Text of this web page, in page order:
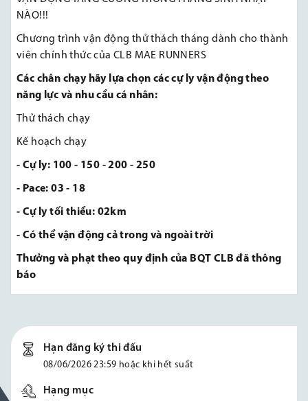
NÀO!!!
Chương trình vận động thử thách tháng dành cho thành
viên chính thức của CLB MAE RUNNERS
Các chân chạy hãy lựa chọn các cự ly vận động theo
năng lực và nhu cầu cá nhân:
Thử thách chạy
Kế hoạch chạy
- Cự ly: 100 - 150 - 200 - 250
- Pace: 03 - 18
- Cự ly tối thiểu: 02km
- Có thể vận động cả trong và ngoài trời
Thưởng và phạt theo quy định của BQT CLB đã thông
báo
Hạn đăng ký thi đấu
08/06/2026 23:59 hoặc khi hết suất
Hạng mục